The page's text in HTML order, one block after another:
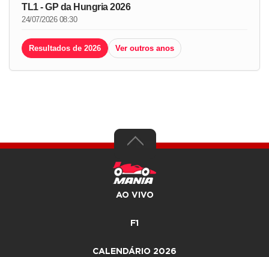
TL1 - GP da Hungria 2026
24/07/2026 08:30
Resultados de 2026 Ver outros anos
AO VIVO
F1
CALENDÁRIO 2026